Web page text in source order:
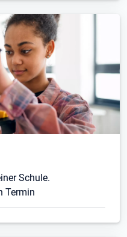
Schule.
Termin